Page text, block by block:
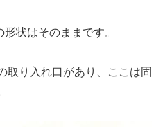
状はそのままです。
取り入れ口があり、ここは固